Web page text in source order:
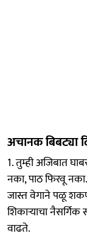
अचानक बिबट्या
1. तुम्ही अजिबात
नका, पाठ फिरवू नका.
जास्त वेगाने पळू
शिकाऱ्याचा
वाढते.